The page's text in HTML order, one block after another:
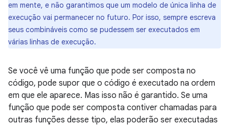
em mente, e não garantimos que um modelo de única linha de
execução vai permanecer no futuro. Por isso, sempre escreva
seus combináveis como se pudessem ser executados em
várias linhas de execução.
Se você vê uma função que pode ser composta no
código, pode supor que o código é executado na ordem
em que ele aparece. Mas isso não é garantido. Se uma
função que pode ser composta contiver chamadas para
outras funções desse tipo, elas poderão ser executadas